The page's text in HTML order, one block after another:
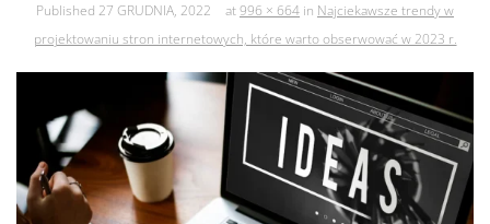
Published 27 GRUDNIA, 2022 at996 × 664 in Najciekawsze trendy w
projektowaniu stron internetowych, które warto obserwować w 2023 r.